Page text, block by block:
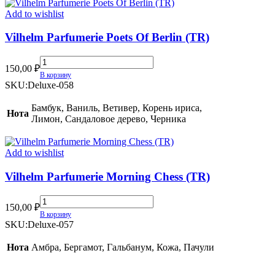
Add to wishlist
Vilhelm Parfumerie Poets Of Berlin (TR)
150,00 ₽
Vilhelm
Parfumerie
Poets
Berlin
(TR)
quantity
В корзину
SKU:Deluxe-058
Нота
Бамбук, Ваниль, Ветивер, Корень ириса,
Лимон, Сандаловое дерево, Черника
Add to wishlist
Vilhelm Parfumerie Morning Chess (TR)
150,00 ₽
Vilhelm
Parfumerie
Morning
(TR)
quantity
В корзину
SKU:Deluxe-057
Нота Амбра, Бергамот, Гальбанум, Кожа, Пачули